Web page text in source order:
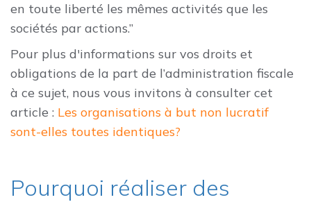
en toute liberté les mêmes activités que les
sociétés par actions.”
Pour plus d'informations sur vos droits et
obligations de la part de l’administration fiscale
à ce sujet, nous vous invitons à consulter cet
article : Les organisations à but non lucratif
sont-elles toutes identiques?
Pourquoi réaliser des